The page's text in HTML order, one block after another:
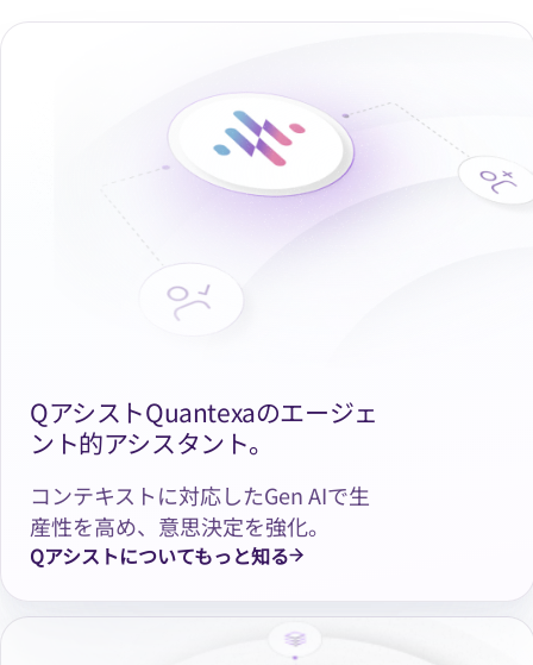
QアシストQuantexaのエージェ
ント的アシスタント。
コンテキストに対応したGen AIで生
産性を高め、意思決定を強化。
Qアシストについてもっと知る